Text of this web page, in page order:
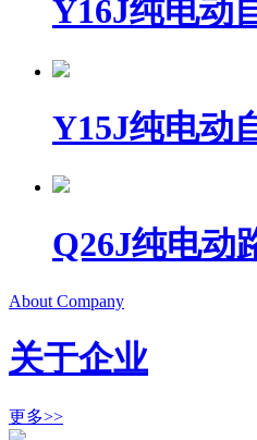
Y16J纯电动
Y15J纯电动
Q26J纯电动
About Company
关于企业
更多>>